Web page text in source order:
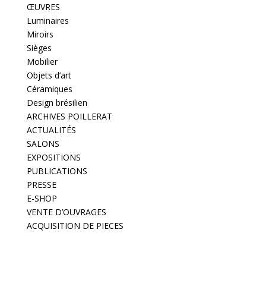
ŒUVRES
Luminaires
Miroirs
Sièges
Mobilier
Objets d’art
Céramiques
Design brésilien
ARCHIVES POILLERAT
ACTUALITÉS
SALONS
EXPOSITIONS
PUBLICATIONS
PRESSE
E-SHOP
VENTE D’OUVRAGES
ACQUISITION DE PIECES